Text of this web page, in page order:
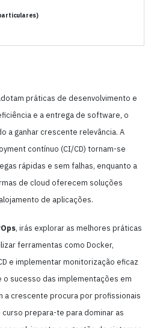
práticas de desenvolvimento e
e a entrega de software, o
a ganhar crescente relevância. A
contínuo (CI/CD) tornam-se
rápidas e sem falhas, enquanto a
de cloud oferecem soluções
de aplicações.
, irás explorar as melhores práticas
ferramentas como Docker,
e implementar monitorização eficaz
o sucesso das implementações em
a crescente procura por profissionais
prepara-te para dominar as